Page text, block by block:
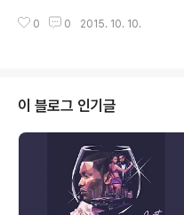
온라인 커뮤니티, 카페 게시판에서는
들은 '쓰지도 않는 앱'으로 쓸데 없이
인할 수 있는 트윅이다. 물론, 등록된
과도하게 배터리를 소모한다면 백그라
심해봐야 한다. 2.
디폴트 메시지 앱으로 부터 카메라롤
닌 완전히 접근할 수 있는 트윅이다. 3. ..
0 0 2015. 10. 10.
이 블로그 인기글